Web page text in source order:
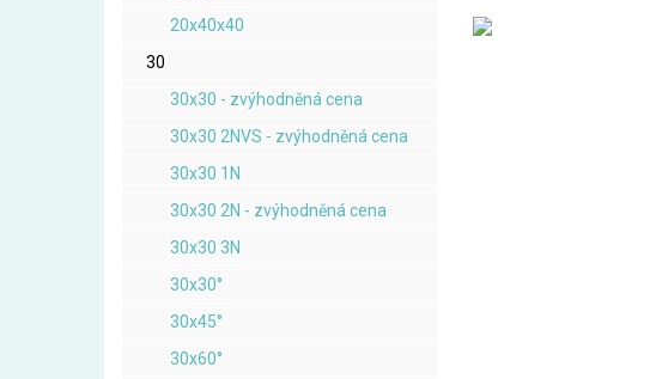
20x40x40
30
30x30 - zvýhodněná cena
30x30 2NVS - zvýhodněná cena
30x30 1N
30x30 2N - zvýhodněná cena
30x30 3N
30x30°
30x45°
30x60°